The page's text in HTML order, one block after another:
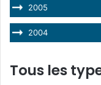
2005
2004
Tous les